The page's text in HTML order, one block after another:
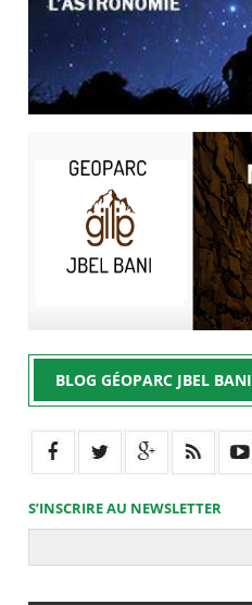
BLOG GÉOPARC JBEL BANI
S’INSCRIRE AU NEWSLETTER